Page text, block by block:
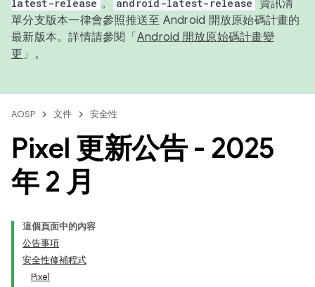
latest-release 。 android-latest-release
資訊清
單分支版本一律會參照推送至 Android 開放原始碼計畫的
最新版本。詳情請參閱「 Android 開放原始碼計畫變
更 」。
AOSP 文件 安全性
Pixel 更新公告 - 2025
年 2 月
這個頁面中的內容
公告事項
安全性修補程式
Pixel